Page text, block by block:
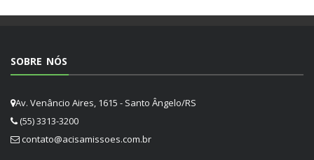
SOBRE NÓS
Av. Venâncio Aires, 1615 - Santo Ângelo/RS
(55) 3313-3200
contato@acisamissoes.com.br